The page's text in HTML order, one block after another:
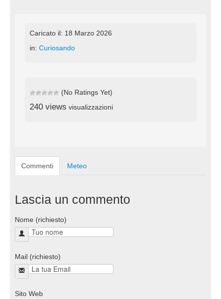
Caricato il: 18 Marzo 2026
in: Curiosando
(No Ratings Yet)
240 views visualizzazioni
Commenti Meteo
Lascia un commento
Nome (richiesto)
Mail (richiesto)
Sito Web